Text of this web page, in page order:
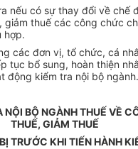
nếu có sự thay đổi về chế
giảm thuế các công chức
hợp.
các đơn vị, tổ chức, cá
tục bổ sung, hoàn thiện
động kiểm tra nội bộ ngành.
NỘI BỘ NGÀNH THUẾ VỀ
THUẾ, GIẢM THUẾ
TRƯỚC KHI TIẾN HÀNH